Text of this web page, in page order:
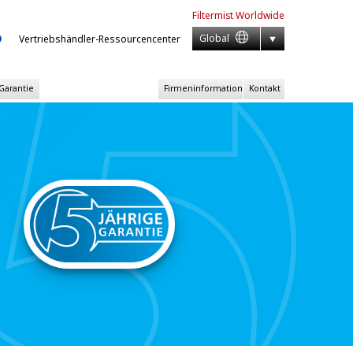
Vertriebshändler-Ressourcencenter
FiltermistWorldwide
Global
Firmeninformation Kontakt